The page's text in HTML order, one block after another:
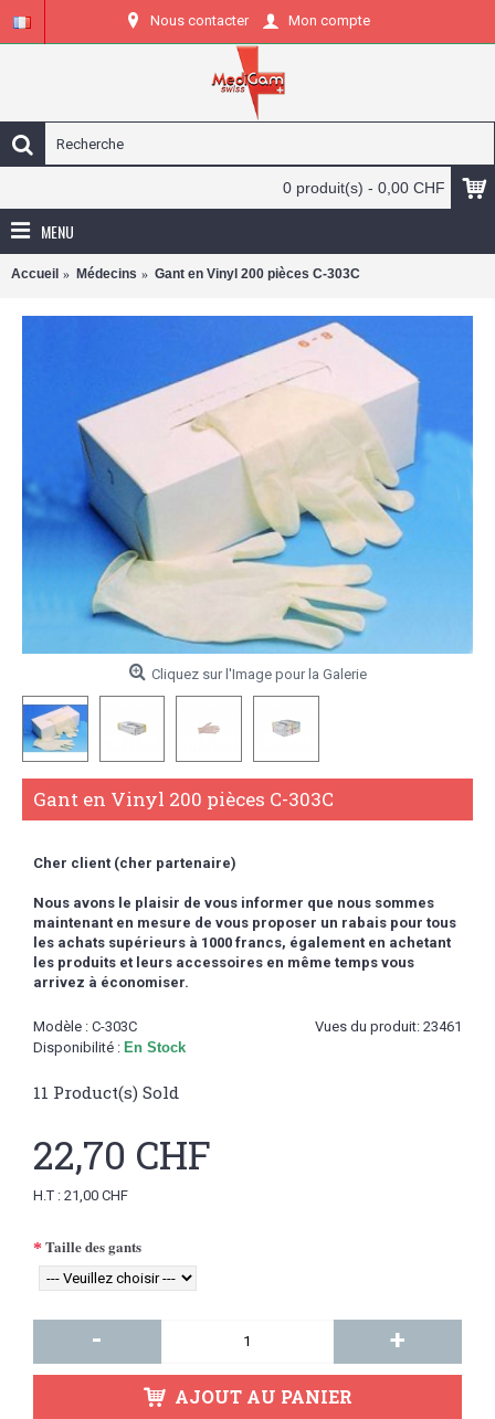
Nous contacter Mon compte
0 produit(s) - 0,00 CHF
MENU
Accueil Médecins Gant en Vinyl 200 pièces C-303C
Cliquez sur l'Image pour la Galerie
Gant en Vinyl 200 pièces C-303C
Cher client (cher partenaire)
Nous avons le plaisir de vous informer que nous sommes
maintenant en mesure de vous proposer un rabais pour tous
les achats supérieurs à 1000 francs, également en achetant
les produits et leurs accessoires en même temps vous
arrivez à économiser.
Vues du produit: 23461
Modèle : C-303C
Disponibilité : En Stock
11 Product(s) Sold
22,70 CHF
H.T : 21,00 CHF
Taille des gants
- +
AJOUT AU PANIER